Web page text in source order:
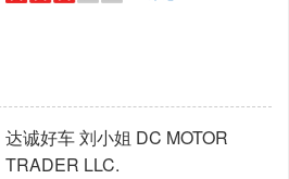
达诚好车 刘小姐 DC MOTOR
TRADER LLC.